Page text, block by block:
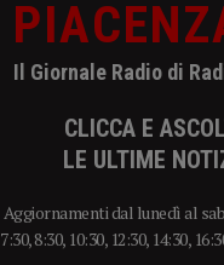
Il Giornale Radio di
CLICCA E
LE ULTIME
Aggiornamenti dal lunedì al
7:30, 8:30, 10:30, 12:30, 14:30,